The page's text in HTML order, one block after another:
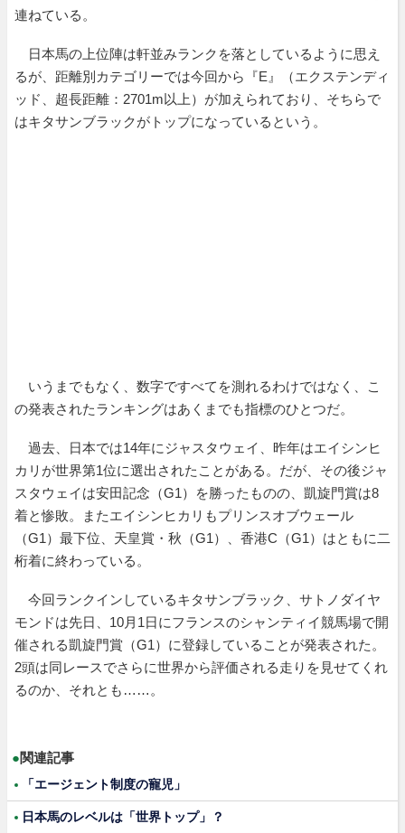
連ねている。
日本馬の上位陣は軒並みランクを落としているように思え
るが、距離別カテゴリーでは今回から『E』（エクステンディ
ッド、超長距離：2701m以上）が加えられており、そちらで
はキタサンブラックがトップになっているという。
いうまでもなく、数字ですべてを測れるわけではなく、こ
の発表されたランキングはあくまでも指標のひとつだ。
過去、日本では14年にジャスタウェイ、昨年はエイシンヒ
カリが世界第1位に選出されたことがある。だが、その後ジャ
スタウェイは安田記念（G1）を勝ったものの、凱旋門賞は8
着と惨敗。またエイシンヒカリもプリンスオブウェール
（G1）最下位、天皇賞・秋（G1）、香港C（G1）はともに二
桁着に終わっている。
今回ランクインしているキタサンブラック、サトノダイヤ
モンドは先日、10月1日にフランスのシャンティイ競馬場で開
催される凱旋門賞（G1）に登録していることが発表された。
2頭は同レースでさらに世界から評価される走りを見せてくれ
るのか、それとも……。
●関連記事
「エージェント制度の寵児」
日本馬のレベルは「世界トップ」？